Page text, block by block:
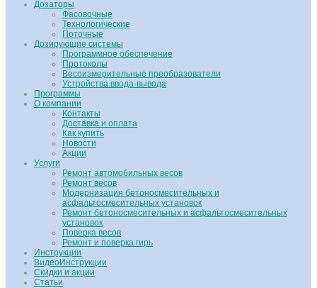
Дозаторы
Фасовочные
Технологические
Поточные
Дозирующие системы
Программное обеспечение
Протоколы
Весоизмерительные преобразователи
Устройства ввода-вывода
Программы
О компании
Контакты
Доставка и оплата
Как купить
Новости
Акции
Услуги
Ремонт автомобильных весов
Ремонт весов
Модернизация бетоносмесительных и
асфальтосмесительных установок
Ремонт бетоносмесительных и асфальтосмесительных
установок
Поверка весов
Ремонт и поверка гирь
Инструкции
ВидеоИнструкции
Скидки и акции
Статьи